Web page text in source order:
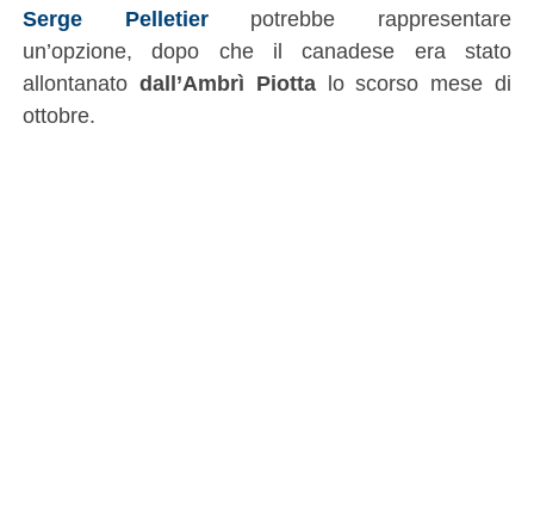
Serge Pelletierpotrebbe rappresentare
un’opzione, dopo che il canadese era stato
allontanato dall’Ambrì Piottalo scorso mese di
ottobre.